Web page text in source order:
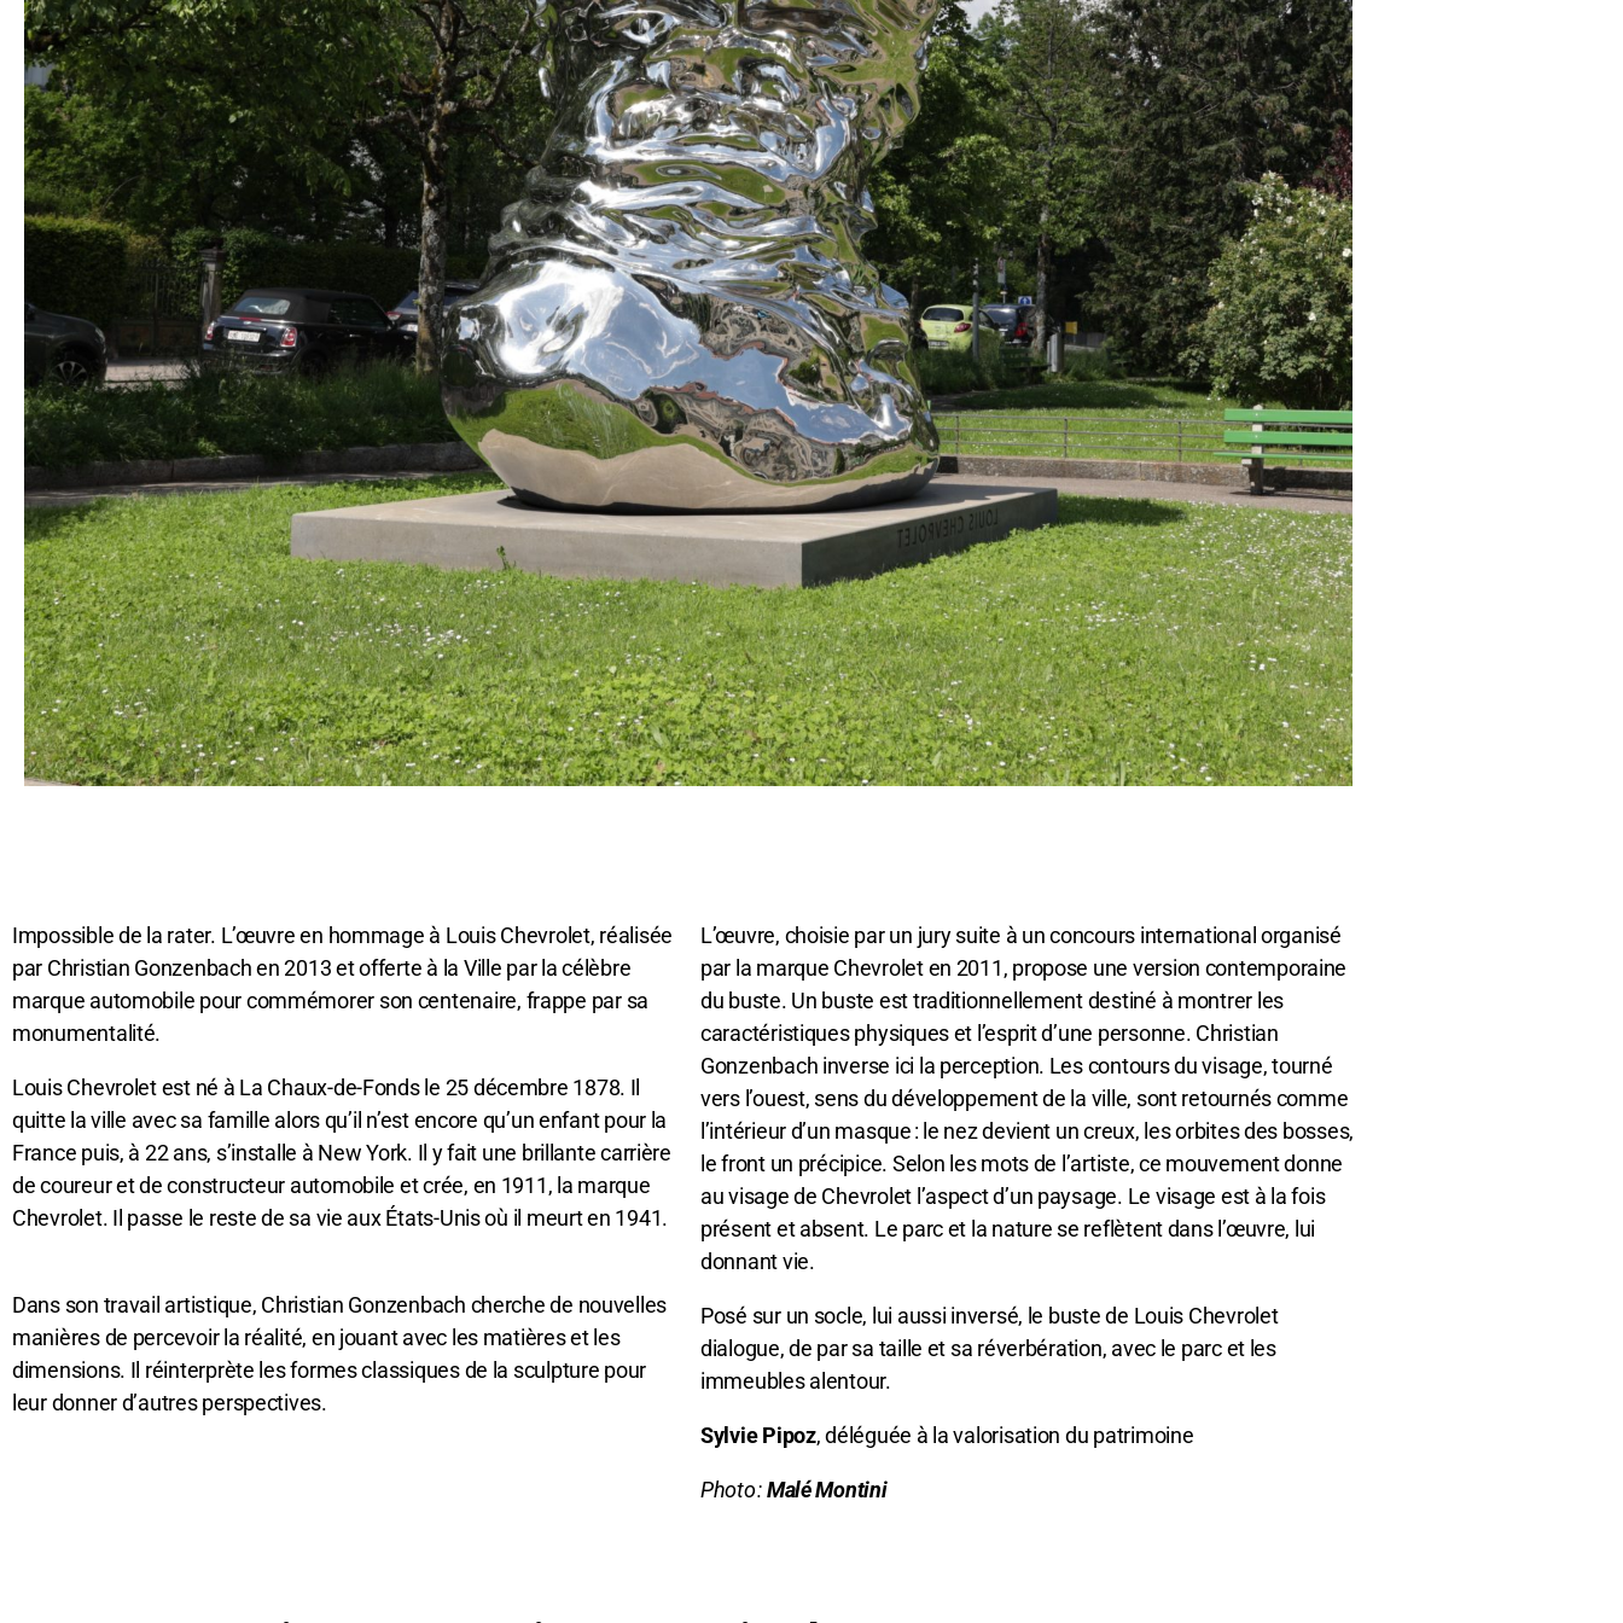
Impossible de la rater. L’œuvre en hommage à Louis Chevrolet, réalisée
par Christian Gonzenbach en 2013 et offerte à la Ville par la célèbre
marque automobile pour commémorer son centenaire, frappe par sa
monumentalité.
Louis Chevrolet est né à La Chaux-de-Fonds le 25 décembre 1878. Il
quitte la ville avec sa famille alors qu’il n’est encore qu’un enfant pour la
France puis, à 22 ans, s’installe à New York. Il y fait une brillante carrière
de coureur et de constructeur automobile et crée, en 1911, la marque
Chevrolet. Il passe le reste de sa vie aux États-Unis où il meurt en 1941.
Dans son travail artistique, Christian Gonzenbach cherche de nouvelles
manières de percevoir la réalité, en jouant avec les matières et les
dimensions. Il réinterprète les formes classiques de la sculpture pour
leur donner d’autres perspectives.
L’œuvre, choisie par un jury suite à un concours international organisé
par la marque Chevrolet en 2011, propose une version contemporaine
du buste. Un buste est traditionnellement destiné à montrer les
caractéristiques physiques et l’esprit d’une personne. Christian
Gonzenbach inverse ici la perception. Les contours du visage, tourné
vers l’ouest, sens du développement de la ville, sont retournés comme
l’intérieur d’un masque : le nez devient un creux, les orbites des bosses,
le front un précipice. Selon les mots de l’artiste, ce mouvement donne
au visage de Chevrolet l’aspect d’un paysage. Le visage est à la fois
présent et absent. Le parc et la nature se reflètent dans l’œuvre, lui
donnant vie.
Posé sur un socle, lui aussi inversé, le buste de Louis Chevrolet
dialogue, de par sa taille et sa réverbération, avec le parc et les
immeubles alentour.
Sylvie Pipoz, déléguée à la valorisation du patrimoine
Photo :Malé Montini